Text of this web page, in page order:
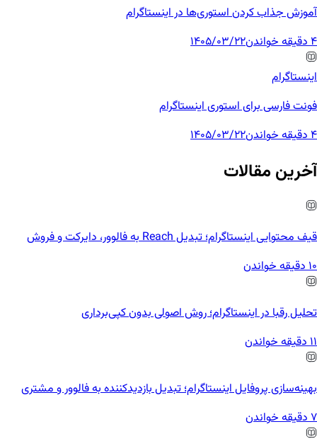
آموزش جذاب کردن استوری‌ها در اینستاگرام
4 دقیقه خواندن
1405/03/22
اینستاگرام
فونت فارسی برای استوری اینستاگرام
4 دقیقه خواندن
1405/03/22
آخرین مقالات
قیف محتوایی اینستاگرام؛ تبدیل Reach به فالوور، دایرکت و فروش
10 دقیقه خواندن
تحلیل رقبا در اینستاگرام؛ روش اصولی بدون کپی‌برداری
11 دقیقه خواندن
بهینه‌سازی پروفایل اینستاگرام؛ تبدیل بازدیدکننده به فالوور و مشتری
7 دقیقه خواندن